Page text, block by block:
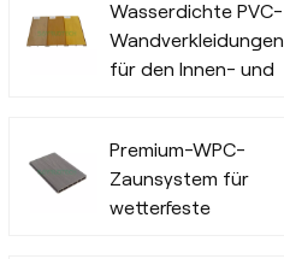
Wasserdichte PVC-
Wandverkleidungen
für den Innen- und
Premium-WPC-
Zaunsystem für
wetterfeste